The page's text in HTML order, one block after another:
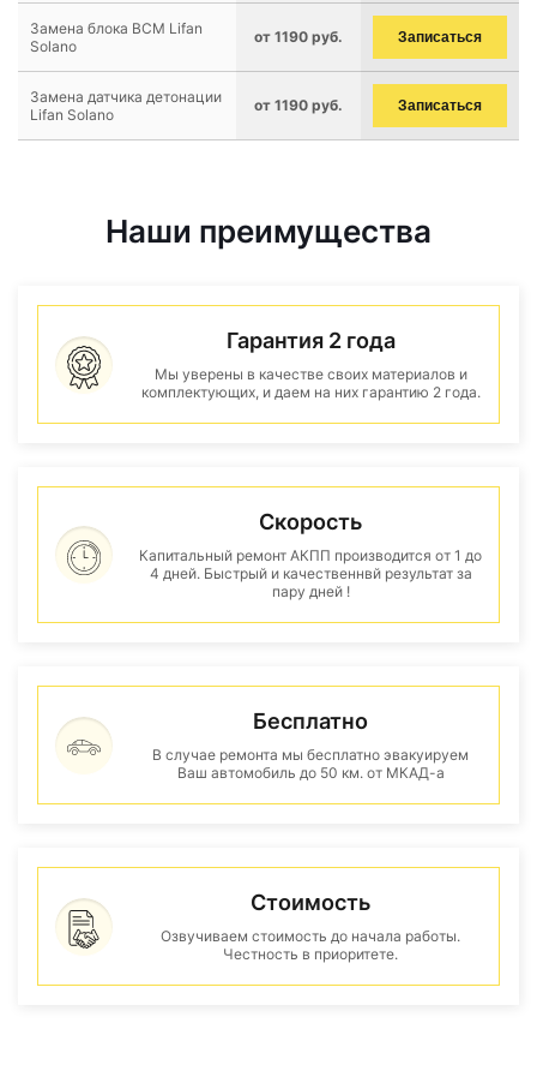
Замена блока BCM Lifan
Solano
от 1190 руб. Записаться
Замена датчика детонации
Lifan Solano
от 1190 руб. Записаться
Наши преимущества
Гарантия 2 года
Мы уверены в качестве своих материалов и
комплектующих, и даем на них гарантию 2 года.
Скорость
Капитальный ремонт АКПП производится от 1 до
4 дней. Быстрый и качественнвй результат за
пару дней !
Бесплатно
В случае ремонта мы бесплатно эвакуируем
Ваш автомобиль до 50 км. от МКАД-а
Стоимость
Озвучиваем стоимость до начала работы.
Честность в приоритете.